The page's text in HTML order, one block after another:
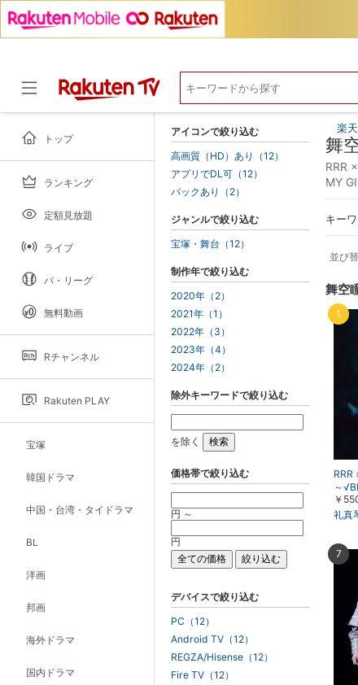
トップ
ランキング
定額見放題
ライブ
パ・リーグ
無料動画
Rチャンネル
Rakuten PLAY
宝塚
韓国ドラマ
中国・台湾・タイドラマ
BL
洋画
邦画
海外ドラマ
国内ドラマ
楽
舞
RRR
MY
キー
並び
舞空
RRR
～
組・
￥
礼真
1
7
アイコンで絞り込む
高画質（HD）あり（12）
アプリでDL可（12）
パックあり（2）
ジャンルで絞り込む
宝塚・舞台（12）
制作年で絞り込む
2020年（2）
2021年（1）
2022年（3）
2023年（4）
2024年（2）
除外キーワードで絞り込む
を除く
価格帯で絞り込む
円 ～
円
デバイスで絞り込む
PC（12）
Android TV（12）
REGZA/Hisense（12）
Fire TV（12）